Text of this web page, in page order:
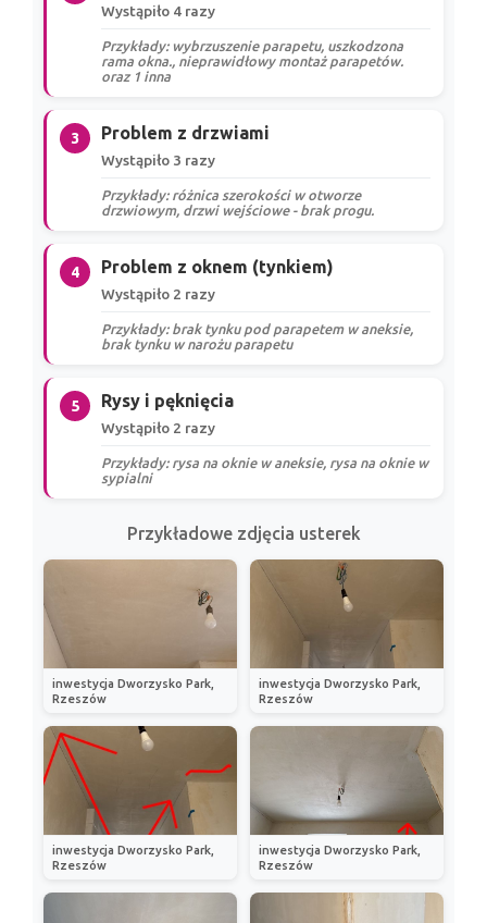
Wystąpiło 4 razy
Przykłady: wybrzuszenie parapetu, uszkodzona
rama okna., nieprawidłowy montaż parapetów.
oraz 1 inna
3 Problem z drzwiami
Wystąpiło 3 razy
Przykłady: różnica szerokości w otworze
drzwiowym, drzwi wejściowe - brak progu.
4 Problem z oknem (tynkiem)
Wystąpiło 2 razy
Przykłady: brak tynku pod parapetem w aneksie,
brak tynku w narożu parapetu
5 Rysy i pęknięcia
Wystąpiło 2 razy
Przykłady: rysa na oknie w aneksie, rysa na oknie w
sypialni
Przykładowe zdjęcia usterek
inwestycja Dworzysko Park,
Rzeszów
inwestycja Dworzysko Park,
Rzeszów
inwestycja Dworzysko Park,
Rzeszów
inwestycja Dworzysko Park,
Rzeszów